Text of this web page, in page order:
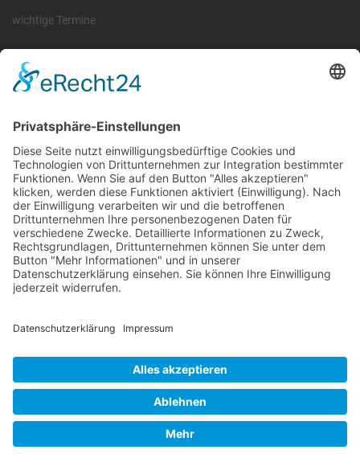
wichtige Termine
Information
Sachsen und Thüringen. Er ist als eingetragener Verein tätig und
gleichzeitig Veranstalter der Spiele der Regionalliga in
verschiedenen Ligen.
Die RLSO ist jetzt auch erreichbar unter der Adresse
Wir betreiben ...